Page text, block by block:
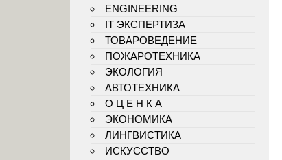
ENGINEERING
IT ЭКСПЕРТИЗА
ТОВАРОВЕДЕНИЕ
ПОЖАРОТЕХНИКА
ЭКОЛОГИЯ
АВТОТЕХНИКА
О Ц Е Н К А
ЭКОНОМИКА
ЛИНГВИСТИКА
ИСКУССТВО